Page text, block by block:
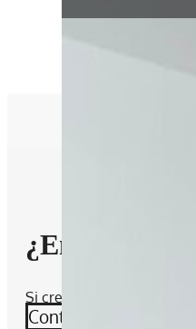
¿Encontraste
Si crees que falta algún
Contáctame